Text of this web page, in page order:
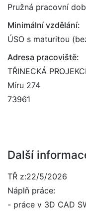
Pružná pracovní
Minimální vzdělání:
ÚSO s maturitou
Adresa pracoviště:
TŘINECKÁ
Míru 274
73961
Další
TŘ z:22/5/2026
Náplň práce:
- práce v 3D CAD